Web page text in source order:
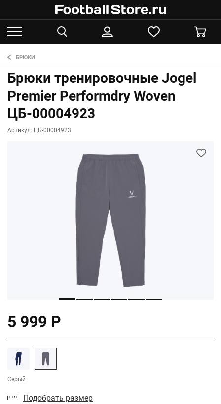
БРЮКИ
Брюки тренировочные Jogel
Premier Performdry Woven
ЦБ-00004923
Артикул: ЦБ-00004923
5 999 Р
Серый
Подобрать размер